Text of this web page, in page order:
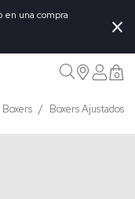
en una compra
×
0
Boxers Boxers Ajustados